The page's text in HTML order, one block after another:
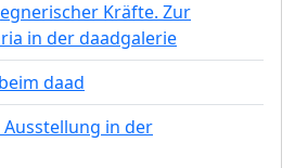
Kräfte. Zur
in der daadgalerie
daad
in der